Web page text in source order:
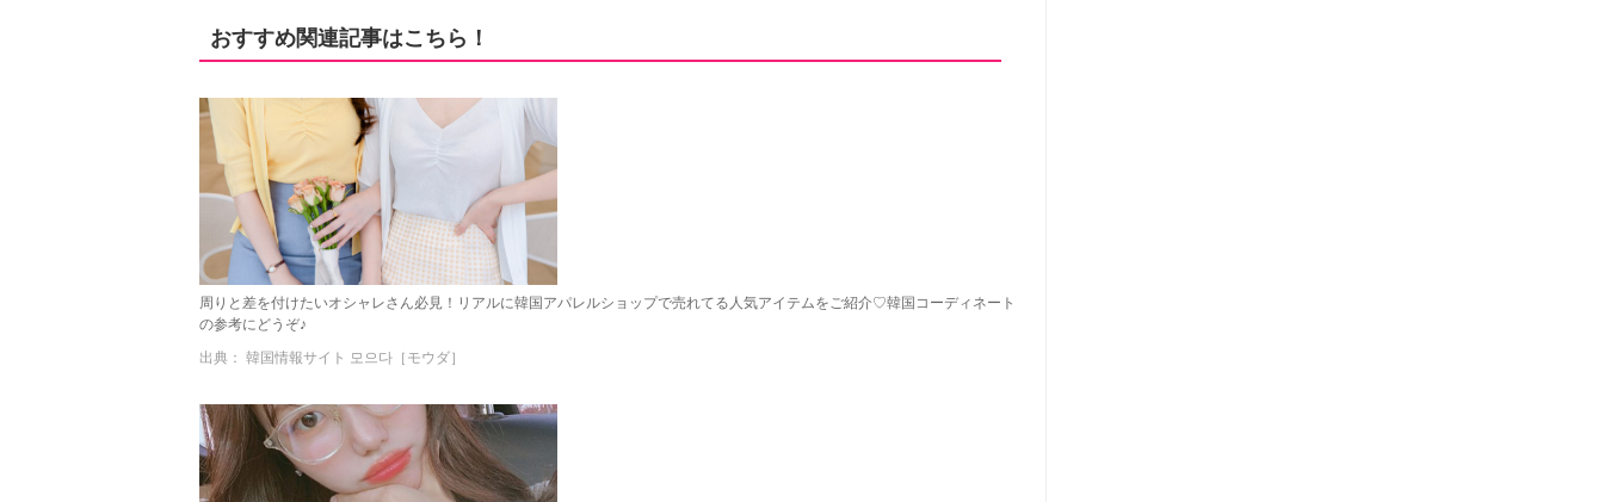
おすすめ関連記事はこちら！
周りと差を付けたいオシャレさん必見！リアルに韓国アパレルショップで売れてる人気アイテムをご紹介♡韓国コーディネート
の参考にどうぞ♪
出典： 韓国情報サイト 모으다［モウダ］